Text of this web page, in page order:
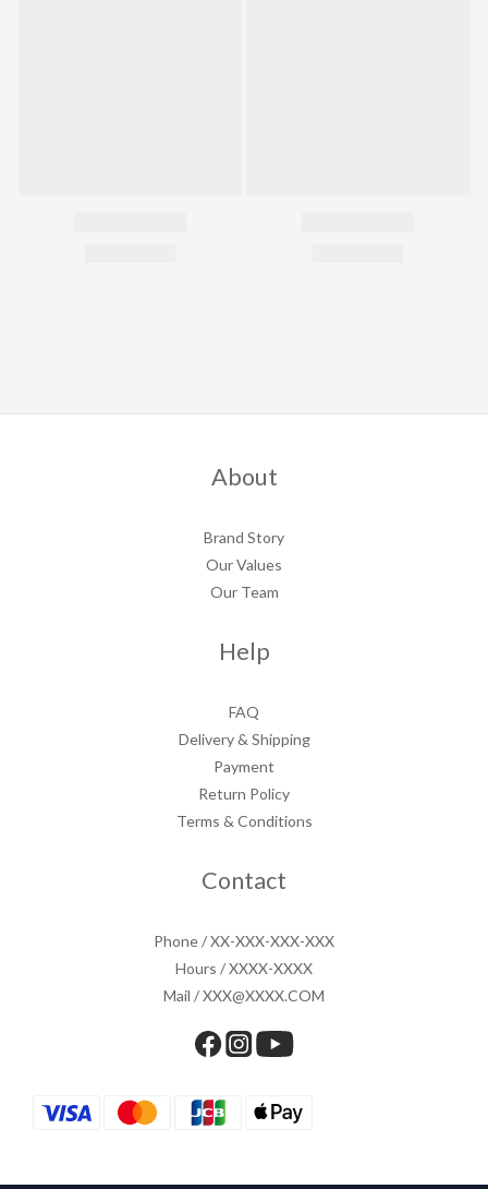
About
Brand Story
Our Values
Our Team
Help
FAQ
Delivery & Shipping
Payment
Return Policy
Terms & Conditions
Contact
Phone / XX-XXX-XXX-XXX
Hours / XXXX-XXXX
Mail / XXX@XXXX.COM